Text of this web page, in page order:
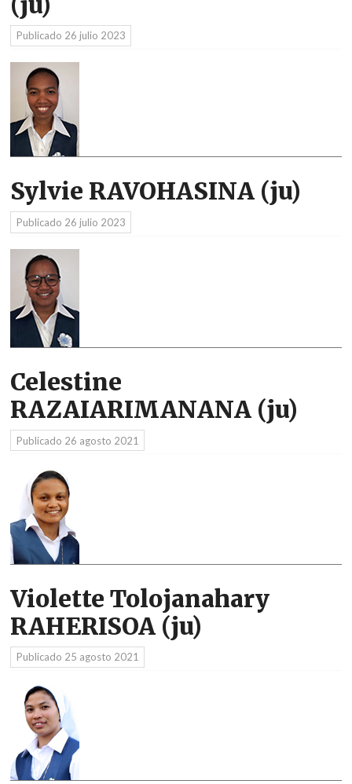
Publicado 26 julio 2023
Sylvie RAVOHASINA (ju)
Publicado 26 julio 2023
Celestine
RAZAIARIMANANA (ju)
Publicado 26 agosto 2021
Violette Tolojanahary
RAHERISOA (ju)
Publicado 25 agosto 2021